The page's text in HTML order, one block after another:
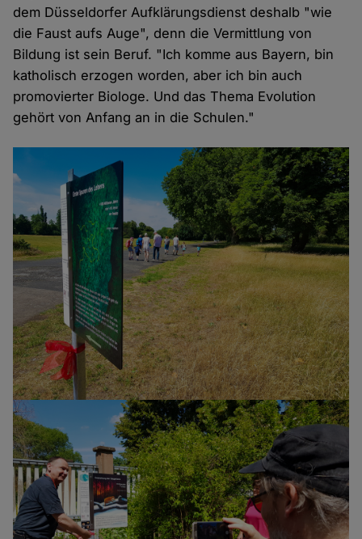
dem Düsseldorfer Aufklärungsdienst deshalb "wie
die Faust aufs Auge", denn die Vermittlung von
Bildung ist sein Beruf. "Ich komme aus Bayern, bin
katholisch erzogen worden, aber ich bin auch
promovierter Biologe. Und das Thema Evolution
gehört von Anfang an in die Schulen."